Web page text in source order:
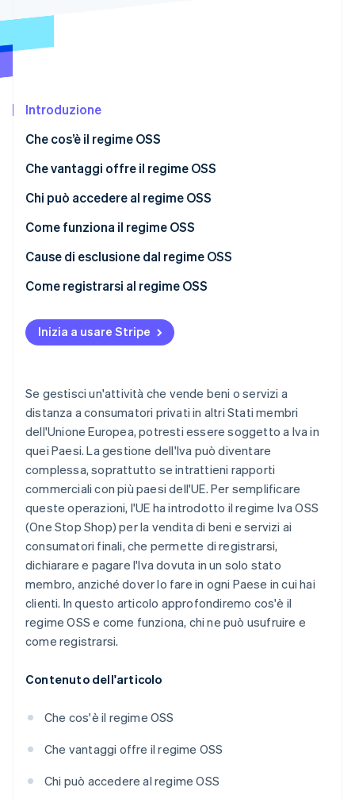
Prevenzione delle frodi
Climate
Verifica online dell'identità
Stripe Sessions 2026
Guarda ora
Introduzione
Che cos’è il regime OSS
Che vantaggi offre il regime OSS
Chi può accedere al regime OSS
Regime OSS UE
Regime OSS non UE
Come funziona il regime OSS
Dichiarazione Iva nel regime OSS
Dichiarazione Iva OSS UE
Dichiarazione Iva OSS non UE
Versamento Iva nel regime OSS
Cause di esclusione dal regime OSS
Come registrarsi al regime OSS
Inizia a usare Stripe
Se gestisci un'attività che vende beni o servizi a
distanza a consumatori privati in altri Stati membri
dell'Unione Europea, potresti essere soggetto a Iva in
quei Paesi. La gestione dell'Iva può diventare
complessa, soprattutto se intrattieni rapporti
commerciali con più paesi dell'UE. Per semplificare
queste operazioni, l'UE ha introdotto il regime Iva OSS
(One Stop Shop) per la vendita di beni e servizi ai
consumatori finali, che permette di registrarsi,
dichiarare e pagare l'Iva dovuta in un solo stato
membro, anziché dover lo fare in ogni Paese in cui hai
clienti. In questo articolo approfondiremo cos'è il
regime OSS e come funziona, chi ne può usufruire e
come registrarsi.
Contenuto dell'articolo
Che cos'è il regime OSS
Che vantaggi offre il regime OSS
Chi può accedere al regime OSS